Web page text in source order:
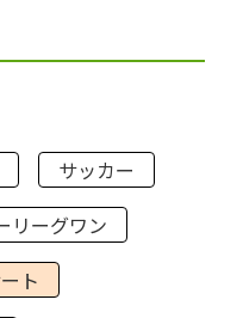
サッカー
リーグワン
ト